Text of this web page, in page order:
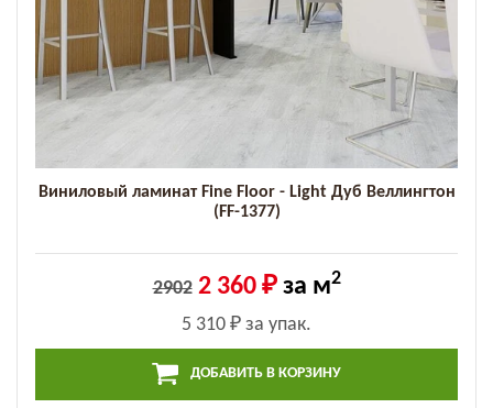
Виниловый ламинат Fine Floor - Light Дуб Веллингтон
(FF-1377)
2902 2 360 ₽за м2
5 310 ₽ за упак.
ДОБАВИТЬ В КОРЗИНУ